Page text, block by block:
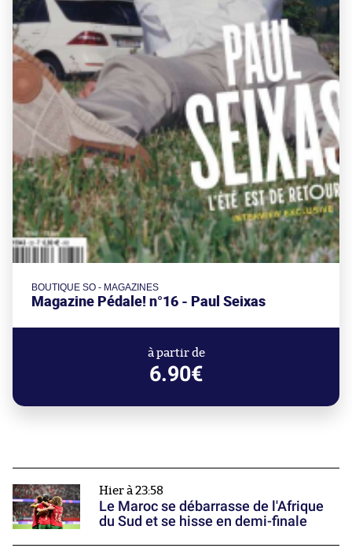
BOUTIQUE SO - MAGAZINES
Magazine Pédale! n°16 - Paul Seixas
à partir de
6.90€
Hier à 23:58
Le Maroc se débarrasse de l'Afrique
du Sud et se hisse en demi-finale